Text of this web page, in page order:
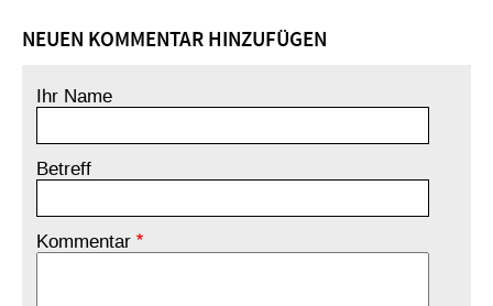
NEUEN KOMMENTAR HINZUFÜGEN
Ihr Name
Betreff
Kommentar